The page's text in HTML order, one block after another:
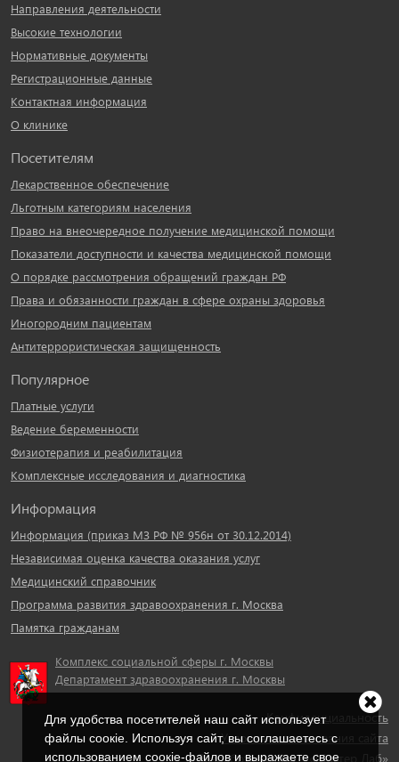
Для удобства посетителей наш сайт использует
файлы cоокіe. Используя сайт, вы соглашаетесь с
использованием соокіе-файлов и выражаете свое
Направления деятельности
Высокие технологии
Нормативные документы
Регистрационные данные
Контактная информация
О клинике
Посетителям
Лекарственное обеспечение
Льготным категориям населения
Право на внеочередное получение медицинской помощи
Показатели доступности и качества медицинской помощи
О порядке рассмотрения обращений граждан РФ
Права и обязанности граждан в сфере охраны здоровья
Иногородним пациентам
Антитеррористическая защищенность
Популярное
Платные услуги
Ведение беременности
Физиотерапия и реабилитация
Комплексные исследования и диагностика
Информация
Информация (приказ МЗ РФ № 956н от 30.12.2014)
Независимая оценка качества оказания услуг
Медицинский справочник
Программа развития здравоохранения г. Москва
Памятка гражданам
Комплекс социальной сферы г. Москвы
Департамент здравоохранения г. Москвы
Конфиденциальность
Условия использования сайта
Разработка сайта – «Мастер Лаб»